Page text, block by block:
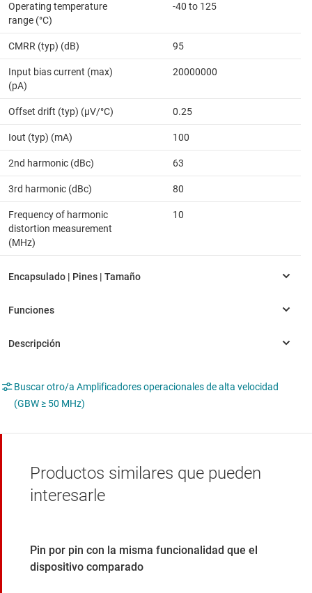
Operating temperature
range (°C)
-40 to 125
CMRR (typ) (dB) 95
Input bias current (max)
(pA)
20000000
Offset drift (typ) (µV/°C) 0.25
Iout (typ) (mA) 100
2nd harmonic (dBc) 63
3rd harmonic (dBc) 80
Frequency of harmonic
distortion measurement
(MHz)
10
Buscar otro/a Amplificadores operacionales de alta velocidad
(GBW ≥ 50 MHz)
Productos similares que pueden
interesarle
Pin por pin con la misma funcionalidad que el
dispositivo comparado